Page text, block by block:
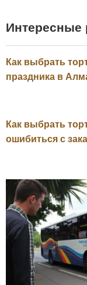
Интересные
Как выбрать
праздника в
Как выбрать
ошибиться с